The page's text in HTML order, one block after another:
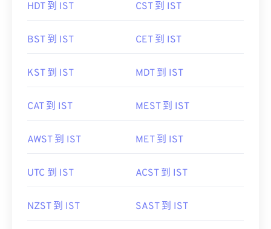
HDT 到 IST CST 到 IST
BST 到 IST CET 到 IST
KST 到 IST MDT 到 IST
CAT 到 IST MEST 到 IST
AWST 到 IST MET 到 IST
UTC 到 IST ACST 到 IST
NZST 到 IST SAST 到 IST